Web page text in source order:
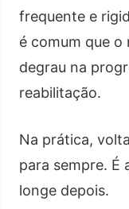
frequente e
é comum que o
degrau na
reabilitação.
Na prática,
para sempre. É
longe depois.